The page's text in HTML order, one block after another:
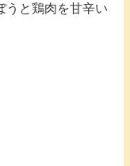
うと鶏肉を甘辛い